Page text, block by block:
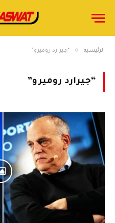
الرئيسية » “جيرارد روميرو”
“جيرارد روميرو”